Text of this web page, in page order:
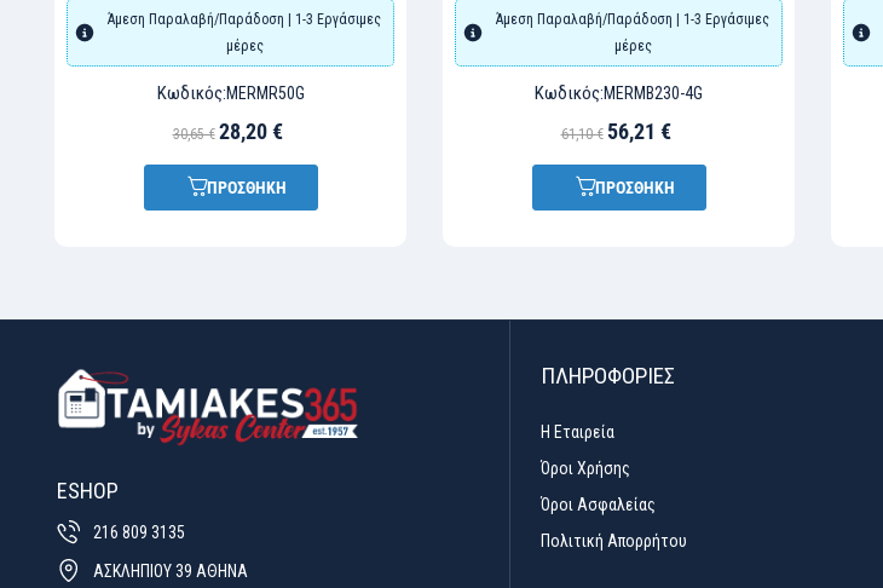
Άμεση Παραλαβή/Παράδοση | 1-3 Εργάσιμες
μέρες
Κωδικός:MERMR50G
30,65 € 28,20 €
ΠΡΟΣΘΗΚΗ
Άμεση Παραλαβή/Παράδοση | 1-3 Εργάσιμες
μέρες
Κωδικός:MERMB230-4G
61,10 € 56,21 €
ΠΡΟΣΘΗΚΗ
ESHOP
216 809 3135
ΑΣΚΛΗΠΙΟΥ 39 ΑΘΗΝΑ
ΠΛΗΡΟΦΟΡΙΕΣ
Η Εταιρεία
Όροι Χρήσης
Όροι Ασφαλείας
Πολιτική Απορρήτου